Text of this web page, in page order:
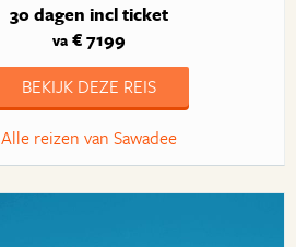
30 dagen incl ticket
va € 7199
BEKIJK DEZE REIS
Alle reizen van Sawadee